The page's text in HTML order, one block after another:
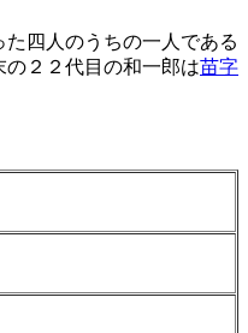
四人のうちの一人である
の２２代目の和一郎は苗字